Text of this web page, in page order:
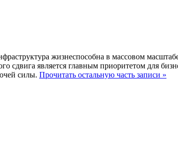
жизнеспособна в массовом
является главным приоритетом для
силы. Прочитать остальную часть записи »